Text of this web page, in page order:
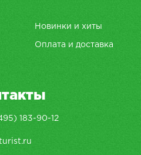
Новинки и хиты
Оплата и доставка
183-90-12